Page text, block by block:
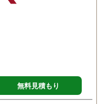
無料見積もり